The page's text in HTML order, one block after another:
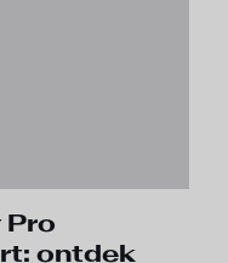
Pro
ontdek